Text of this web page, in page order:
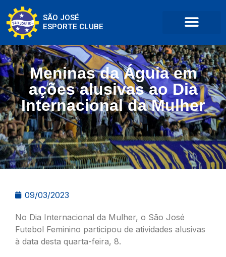
SÃO JOSÉ
ESPORTE CLUBE
Meninas da Águia em
ações alusivas ao Dia
Internacional da Mulher
09/03/2023
No Dia Internacional da Mulher, o São José
Futebol Feminino participou de atividades alusivas
à data desta quarta-feira, 8.